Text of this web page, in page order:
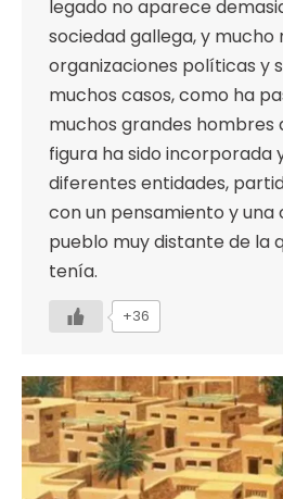
legado no aparece
sociedad gallega, y mucho
organizaciones políticas y
muchos casos, como ha
muchos grandes hombres
figura ha sido incorporada
diferentes entidades,
con un pensamiento y una
pueblo muy distante de la
tenía.
+36